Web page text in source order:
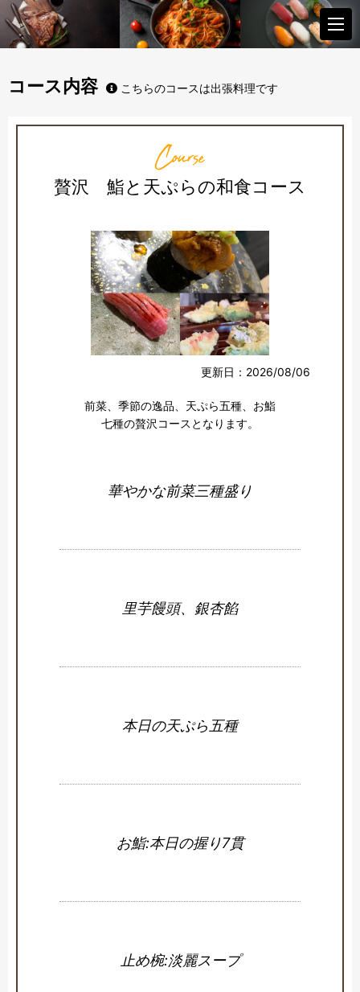
コース内容 こちらのコースは出張料理です
Course
贅沢 鮨と天ぷらの和食コース
更新日：2026/08/06
前菜、季節の逸品、天ぷら五種、お鮨
七種の贅沢コースとなります。
華やかな前菜三種盛り
里芋饅頭、銀杏餡
本日の天ぷら五種
お鮨:本日の握り7貫
止め椀:淡麗スープ